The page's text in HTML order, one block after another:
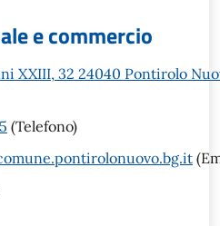
e commercio
XXIII, 32 24040 Pontirolo
(Telefono)